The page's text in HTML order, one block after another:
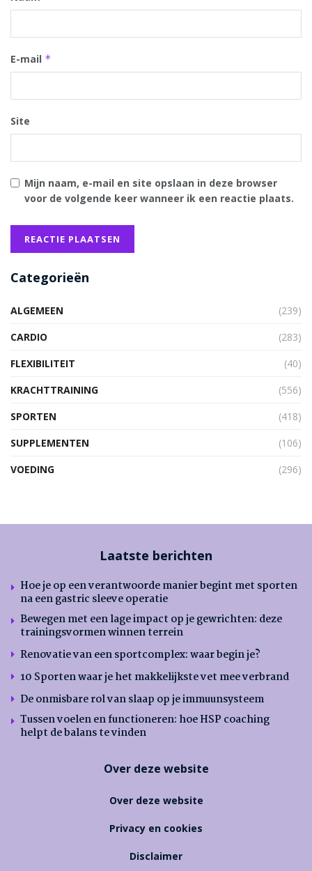
E-mail *
Site
Mijn naam, e-mail en site opslaan in deze browser
voor de volgende keer wanneer ik een reactie plaats.
Categorieën
ALGEMEEN
(239)
CARDIO
(283)
FLEXIBILITEIT
(40)
KRACHTTRAINING
(556)
SPORTEN
(418)
SUPPLEMENTEN
(106)
VOEDING
(296)
Laatste berichten
Hoe je op een verantwoorde manier begint met sporten
na een gastric sleeve operatie
Bewegen met een lage impact op je gewrichten: deze
trainingsvormen winnen terrein
Renovatie van een sportcomplex: waar begin je?
10 Sporten waar je het makkelijkste vet mee verbrand
De onmisbare rol van slaap op je immuunsysteem
Tussen voelen en functioneren: hoe HSP coaching
helpt de balans te vinden
Over deze website
Over deze website
Privacy en cookies
Disclaimer